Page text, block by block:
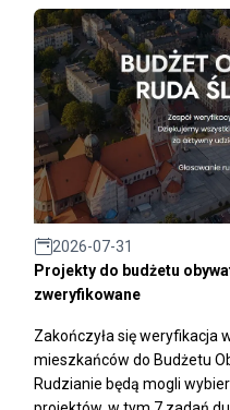
2026-07-31
Projekty do budżetu
zweryfikowane
Zakończyła się weryfikacja
mieszkańców do Budżetu
Rudzianie będą mogli